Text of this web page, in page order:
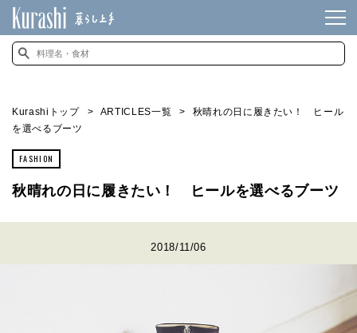
Kurashiトップ ARTICLES一覧
秋晴れの日に履きたい！ ヒール
を選べるブーツ
FASHION
秋晴れの日に履きたい！ ヒールを選べるブーツ
2018/11/06